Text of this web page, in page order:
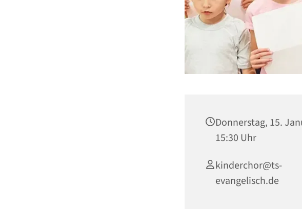
Donnerstag, 15.
15:30 Uhr
kinderchor@ts-
evangelisch.de